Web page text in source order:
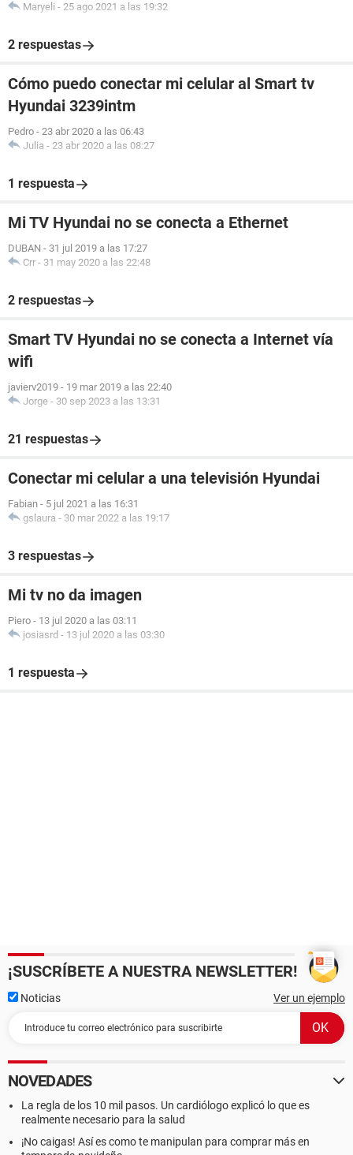
Maryeli - 25 ago 2021 a las 19:32
2 respuestas
Cómo puedo conectar mi celular al Smart tv
Hyundai 3239intm
Pedro - 23 abr 2020 a las 06:43
Julia - 23 abr 2020 a las 08:27
1 respuesta
Mi TV Hyundai no se conecta a Ethernet
DUBAN - 31 jul 2019 a las 17:27
Crr - 31 may 2020 a las 22:48
2 respuestas
Smart TV Hyundai no se conecta a Internet vía
wifi
javierv2019 - 19 mar 2019 a las 22:40
Jorge - 30 sep 2023 a las 13:31
21 respuestas
Conectar mi celular a una televisión Hyundai
Fabian - 5 jul 2021 a las 16:31
gslaura - 30 mar 2022 a las 19:17
3 respuestas
Mi tv no da imagen
Piero - 13 jul 2020 a las 03:11
josiasrd - 13 jul 2020 a las 03:30
1 respuesta
¡SUSCRÍBETE A NUESTRA NEWSLETTER!
Noticias Ver un ejemplo
NOVEDADES
La regla de los 10 mil pasos. Un cardiólogo explicó lo que es
realmente necesario para la salud
¡No caigas! Así es como te manipulan para comprar más en